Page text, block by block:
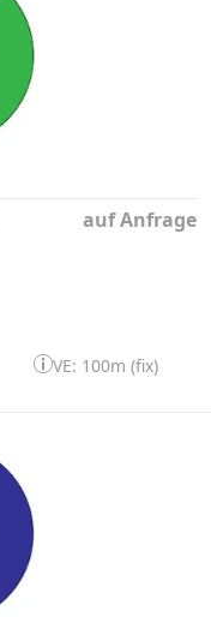
auf Anfrage
VE: 100m (fix)